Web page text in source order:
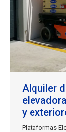
Alquiler
y
Plataformas